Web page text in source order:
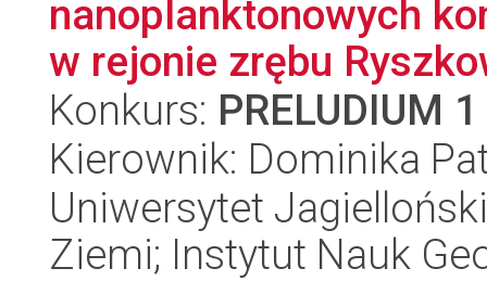
nanoplanktonowych
w rejonie zrębu
Konkurs: PRELUDIUM 1
Kierownik: Dominika
Uniwersytet
Ziemi; Instytut Nauk